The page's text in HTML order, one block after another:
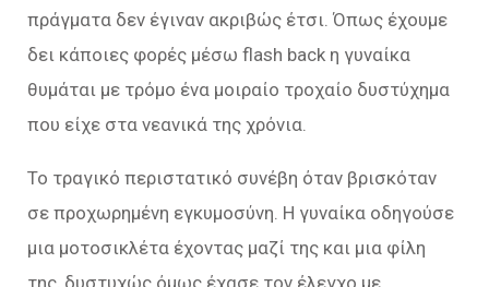
πράγματα δεν έγιναν ακριβώς έτσι. Όπως έχουμε
δει κάποιες φορές μέσω flash back η γυναίκα
θυμάται με τρόμο ένα μοιραίο τροχαίο δυστύχημα
που είχε στα νεανικά της χρόνια.
Το τραγικό περιστατικό συνέβη όταν βρισκόταν
σε προχωρημένη εγκυμοσύνη. Η γυναίκα οδηγούσε
μια μοτοσικλέτα έχοντας μαζί της και μια φίλη